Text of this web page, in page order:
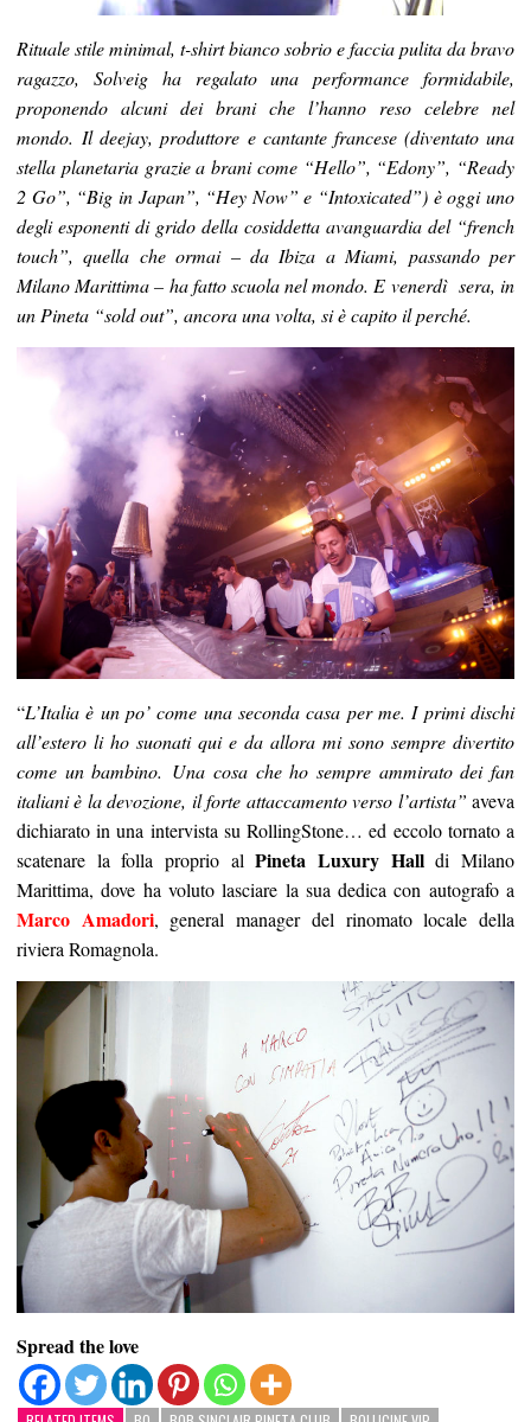
Rituale stile minimal, t-shirt bianco sobrio e faccia pulita da bravo
ragazzo, Solveig ha regalato una performance formidabile,
proponendo alcuni dei brani che l’hanno reso celebre nel
mondo.Il deejay, produttore e cantante francese (diventato una
stella planetaria grazie a brani come “Hello”, “Edony”, “Ready
2 Go”, “Big in Japan”, “Hey Now” e “Intoxicated”) è oggi uno
degli esponenti di grido della cosiddetta avanguardia del “french
touch”, quella che ormai – da Ibiza a Miami, passando per
Milano Marittima – ha fatto scuola nel mondo. E venerdì sera, in
un Pineta “sold out”, ancora una volta, si è capito il perché.
“L’Italia è un po’ come una seconda casa per me. I primi dischi
all’estero li ho suonati qui e da allora mi sono sempre divertito
come un bambino. Una cosa che ho sempre ammirato dei fan
italiani è la devozione, il forte attaccamento verso l’artista” aveva
dichiarato in una intervista su RollingStone… ed eccolo tornato a
scatenare la folla proprio alPineta Luxury Halldi Milano
Marittima, dove ha voluto lasciare la sua dedica con autografo a
Marco Amadori, general manager del rinomato locale della
riviera Romagnola.
Spread the love